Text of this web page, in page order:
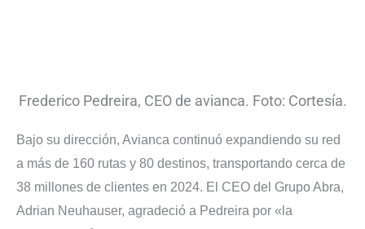
Frederico Pedreira, CEO de avianca. Foto: Cortesía.
Bajo su dirección, Avianca continuó expandiendo su red
a más de 160 rutas y 80 destinos, transportando cerca de
38 millones de clientes en 2024. El CEO del Grupo Abra,
Adrian Neuhauser, agradeció a Pedreira por «la